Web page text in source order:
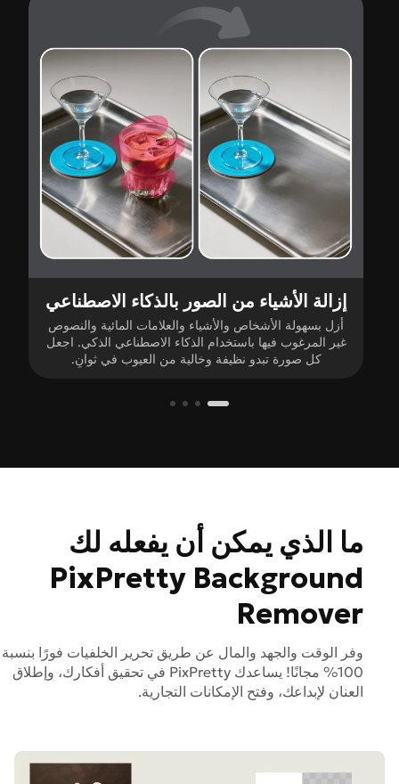
إزالة الأشياء من الصور بالذكاء الاصطناعي
أزل بسهولة الأشخاص والأشياء والعلامات المائية والنصوص
غير المرغوب فيها باستخدام الذكاء الاصطناعي الذكي. اجعل
كل صورة تبدو نظيفة وخالية من العيوب في ثوانٍ.
ما الذي يمكن أن يفعله لك
PixPretty Background
Remover
وفر الوقت والجهد والمال عن طريق تحرير الخلفيات فورًا بنسبة
100% مجانًا! يساعدك PixPretty في تحقيق أفكارك، وإطلاق
العنان لإبداعك، وفتح الإمكانات التجارية.